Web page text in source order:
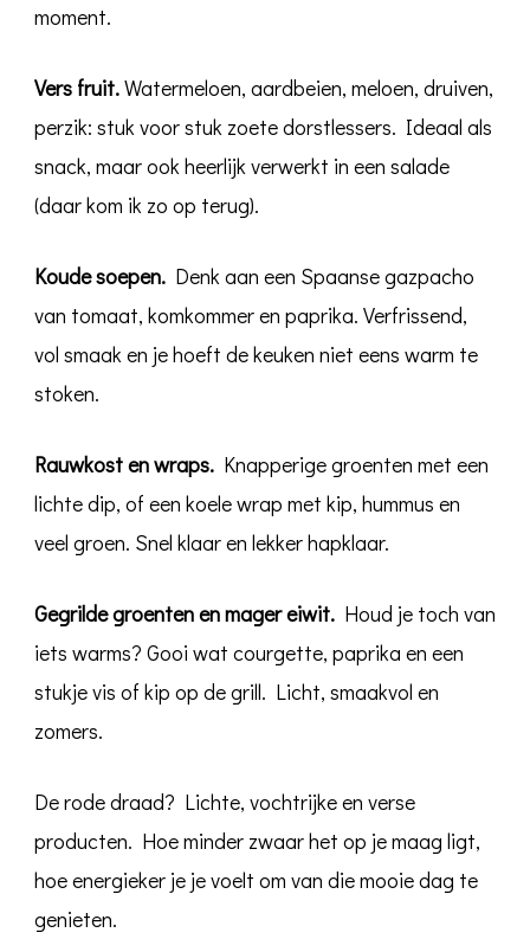
moment.
Vers fruit.Watermeloen, aardbeien, meloen, druiven,
perzik: stuk voor stuk zoete dorstlessers. Ideaal als
snack, maar ook heerlijk verwerkt in een salade
(daar kom ik zo op terug).
Koude soepen. Denk aan een Spaanse gazpacho
van tomaat, komkommer en paprika. Verfrissend,
vol smaak en je hoeft de keuken niet eens warm te
stoken.
Rauwkost en wraps. Knapperige groenten met een
lichte dip, of een koele wrap met kip, hummus en
veel groen. Snel klaar en lekker hapklaar.
Gegrilde groenten en mager eiwit. Houd je toch van
iets warms? Gooi wat courgette, paprika en een
stukje vis of kip op de grill. Licht, smaakvol en
zomers.
De rode draad? Lichte, vochtrijke en verse
producten. Hoe minder zwaar het op je maag ligt,
hoe energieker je je voelt om van die mooie dag te
genieten.